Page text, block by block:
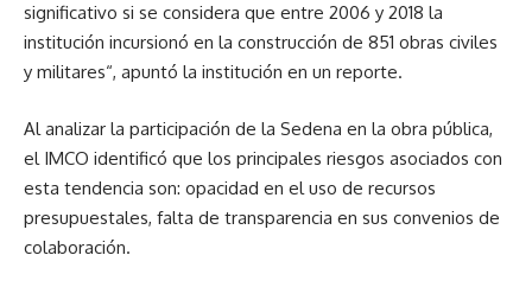
significativo si se considera que entre 2006 y 2018 la
institución incursionó en la construcción de 851 obras civiles
y militares“, apuntó la institución en un reporte.
Al analizar la participación de la Sedena en la obra pública,
el IMCO identificó que los principales riesgos asociados con
esta tendencia son: opacidad en el uso de recursos
presupuestales, falta de transparencia en sus convenios de
colaboración.